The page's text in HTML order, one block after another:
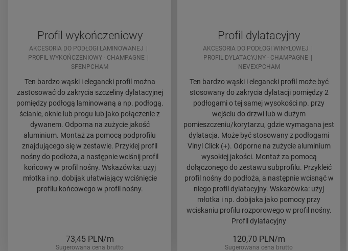
Profil wykończeniowy
AKCESORIA DO PODŁOGI LAMINOWANEJ
PROFIL WYKOŃCZENIOWY - CHAMPAGNE
SFENPCHAM
Ten bardzo wąski i elegancki profil można
zastosować do zakrycia szczeliny dylatacyjnej
pomiędzy podłogą laminowaną a np. podłogą.
ścianie, oknie lub progu lub jako połączenie z
dywanem. Odporna na zużycie jakość
aluminium. Montaż za pomocą podprofilu
znajdującego się w zestawie. Przyklej profil
nośny do podłoża, a następnie wciśnij profil
końcowy w profil nośny. Wskazówka: użyj
młotka i np. dobijak ułatwiający wciśnięcie
profilu końcowego w profil nośny.
73,45 PLN/m
Sugerowana cena brutto
Profil dylatacyjny
AKCESORIA DO PODŁOGI WINYLOWEJ
PROFIL DYLATACYJNY - CHAMPAGNE
NEVEXPCHAM
Ten bardzo wąski i elegancki profil może być
stosowany do zakrycia dylatacji pomiędzy 2
podłogami o tej samej wysokości np. przy
wejściu do drzwi lub w dużym
pomieszczeniu/korytarzu, gdzie wymagana jest
dylatacja. Może być stosowany z podłogami
Vinyl Click (+). Odporne na zużycie aluminium
wysokiej jakości. Montaż za pomocą
dołączonego do zestawu subprofilu. Przykleić
profil nośny do podłoża, a następnie wcisnąć w
niego profil dylatacyjny. Wskazówka: użyj
młotka i np. dobijaka jako pomocy przy
wciskaniu profilu rozporowego w profil nośny.
Profil dylatacyjny
120,70 PLN/m
Sugerowana cena brutto